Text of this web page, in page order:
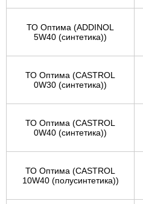
ТО Оптима (ADDINOL
5W40 (синтетика))
ТО Оптима (CASTROL
0W30 (синтетика))
ТО Оптима (CASTROL
0W40 (синтетика))
ТО Оптима (CASTROL
10W40 (полусинтетика))